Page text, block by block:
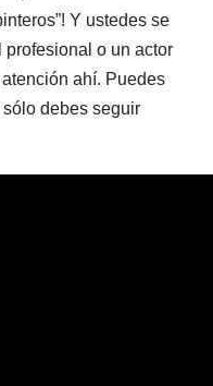
Y ustedes se
o un actor
ahí. Puedes
debes seguir